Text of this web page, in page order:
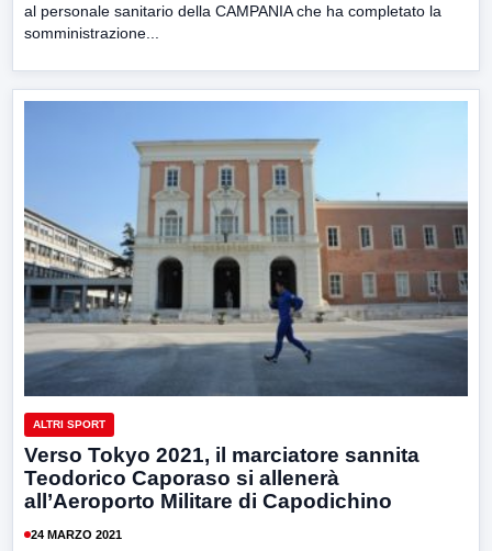
al personale sanitario della CAMPANIA che ha completato la
somministrazione...
ALTRI SPORT
Verso Tokyo 2021, il marciatore sannita
Teodorico Caporaso si allenerà
all’Aeroporto Militare di Capodichino
24 MARZO 2021